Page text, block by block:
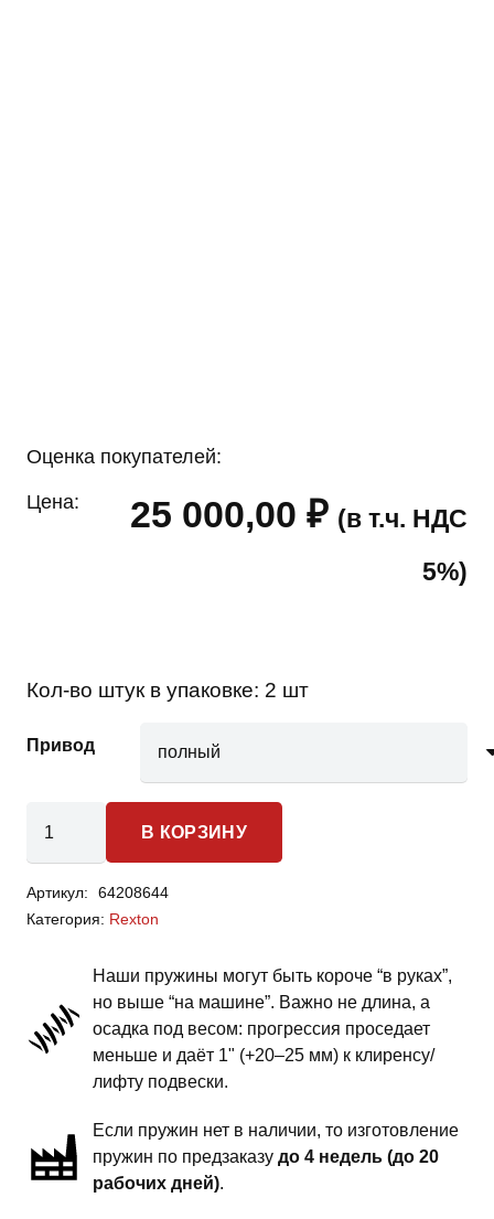
Оценка покупателей:
Цена: 25 000,00 ₽ (в т.ч. НДС
5%)
Кол-во штук в упаковке: 2 шт
Привод
товара
Rexton
1
пружины
задней
подвески
дюйма
силовой
В КОРЗИНУ
Артикул:
64208644
Категория: Rexton
Наши пружины могут быть короче “в руках”,
но выше “на машине”. Важно не длина, а
осадка под весом: прогрессия проседает
меньше и даёт 1" (+20–25 мм) к клиренсу/
лифту подвески.
Если пружин нет в наличии, то изготовление
пружин по предзаказу до 4 недель (до 20
рабочих дней).